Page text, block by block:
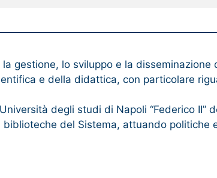
gestione, lo sviluppo e la
e della didattica, con particolare
degli studi di Napoli “Federico II”
del Sistema, attuando politiche